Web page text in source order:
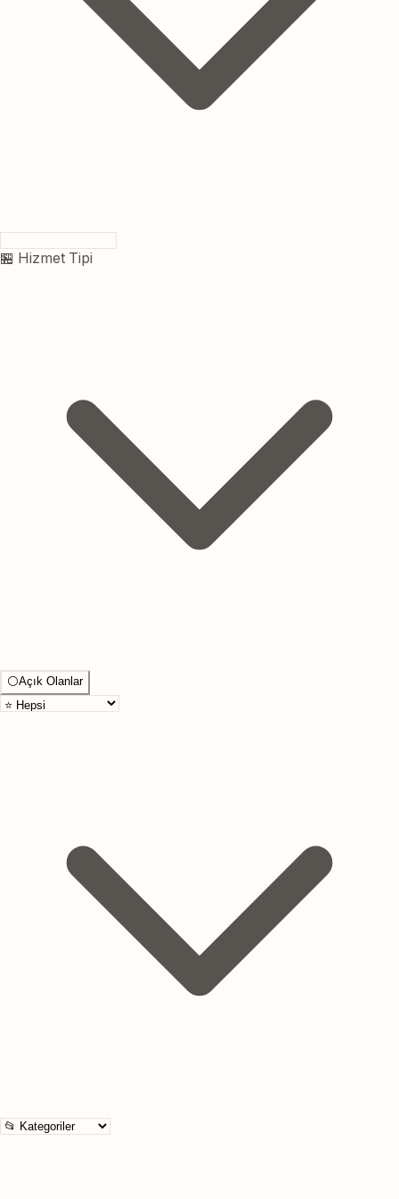
🏪 Hizmet Tipi
⚪Açık Olanlar